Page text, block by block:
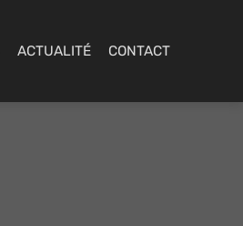
ACTUALITÉ CONTACT